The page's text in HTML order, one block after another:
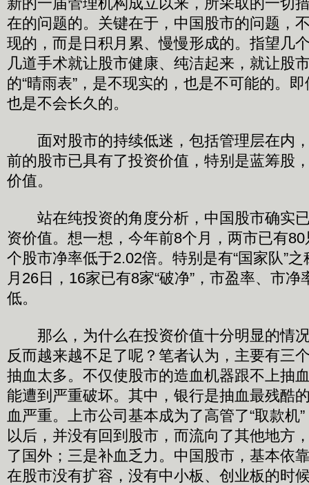
在的问题的。关键在于，中国股市的问题，
现的，而是日积月累、慢慢形成的。指望几
几道手术就让股市健康、纯洁起来，就让股
的“晴雨表”，是不现实的，也是不可能的。即
也是不会长久的。
面对股市的持续低迷，包括管理层在内
前的股市已具有了投资价值，特别是蓝筹股
价值。
站在纯投资的角度分析，中国股市确实
资价值。想一想，今年前8个月，两市已有80
个股市净率低于2.02倍。特别是有“国家队”
月26日，16家已有8家“破净”，市盈率、市
低。
那么，为什么在投资价值十分明显的情
反而越来越不足了呢？笔者认为，主要有三
抽血太多。不仅使股市的造血机器跟不上抽
能遭到严重破坏。其中，银行是抽血最残酷
血严重。上市公司基本成为了高管了“取款机
以后，并没有回到股市，而流向了其他地方
了国外；三是补血乏力。中国股市，基本依
在股市没有扩容，没有中小板、创业板的时